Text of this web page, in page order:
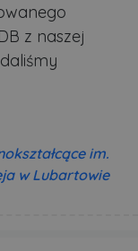
z naszej
im.
w Lubartowie